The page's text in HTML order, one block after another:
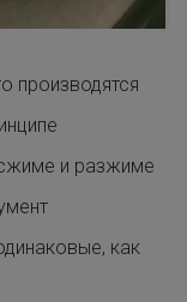
производятся
сжиме и разжиме
как